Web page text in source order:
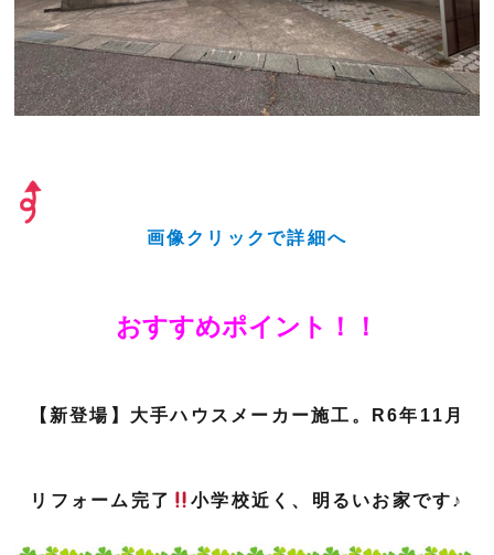
画像クリックで詳細へ
おすすめポイント！！
【新登場】大手ハウスメーカー施工。R6年11月
リフォーム完了 小学校近く、明るいお家です♪